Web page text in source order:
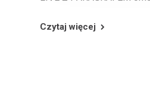
Czytaj więcej